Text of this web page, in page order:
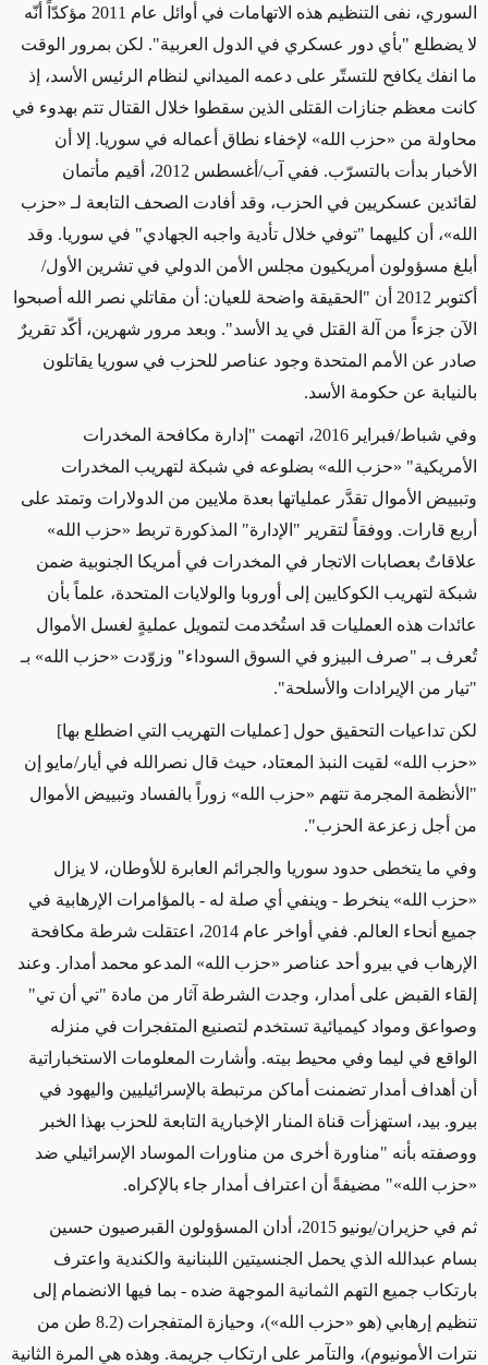
السوري، نفى التنظيم هذه الاتهامات في أوائل عام 2011 مؤكدّاً أنّه
لا يضطلع "بأي دور عسكري في الدول العربية". لكن بمرور الوقت
ما انفك يكافح للتستّر على دعمه الميداني لنظام الرئيس الأسد، إذ
كانت معظم جنازات القتلى الذين سقطوا خلال القتال تتم بهدوء في
محاولة من «حزب الله» لإخفاء نطاق أعماله في سوريا. إلا أن
الأخبار بدأت بالتسرّب. ففي آب/أغسطس 2012، أقيم مأتمان
لقائدين عسكريين في الحزب، وقد أفادت الصحف التابعة لـ «حزب
الله»، أن كليهما "توفي خلال تأدية واجبه الجهادي" في سوريا. وقد
أبلغ مسؤولون أمريكيون مجلس الأمن الدولي في تشرين الأول/
أكتوبر 2012 أن "الحقيقة واضحة للعيان: أن مقاتلي نصر الله أصبحوا
الآن جزءاً من آلة القتل في يد الأسد". وبعد مرور شهرين، أكّد تقريرٌ
صادر عن الأمم المتحدة وجود عناصر للحزب في سوريا يقاتلون
بالنيابة عن حكومة الأسد.
وفي شباط/فبراير 2016، اتهمت "إدارة مكافحة المخدرات
الأمريكية" «حزب الله» بضلوعه في شبكة لتهريب المخدرات
وتبييض الأموال تقدَّر عملياتها بعدة ملايين من الدولارات وتمتد على
أربع قارات. ووفقاً لتقرير "الإدارة" المذكورة تربط «حزب الله»
علاقاتٌ بعصابات الاتجار في المخدرات في أمريكا الجنوبية ضمن
شبكة لتهريب الكوكايين إلى أوروبا والولايات المتحدة، علماً بأن
عائدات هذه العمليات قد استُخدمت لتمويل عمليةٍ لغسل الأموال
تُعرف بـ "صرف البيزو في السوق السوداء" وزوّدت «حزب الله» بـ
"تيار من الإيرادات والأسلحة".
لكن تداعيات التحقيق حول [عمليات التهريب التي اضطلع بها]
«حزب الله» لقيت النبذ المعتاد، حيث قال نصرالله في أيار/مايو إن
"الأنظمة المجرمة تتهم «حزب الله» زوراً بالفساد وتبييض الأموال
من أجل زعزعة الحزب".
وفي ما يتخطى حدود سوريا والجرائم العابرة للأوطان، لا يزال
«حزب الله» ينخرط - وينفي أي صلة له - بالمؤامرات الإرهابية في
جميع أنحاء العالم. ففي أواخر عام 2014، اعتقلت شرطة مكافحة
الإرهاب في بيرو أحد عناصر «حزب الله» المدعو محمد أمدار. وعند
إلقاء القبض على أمدار، وجدت الشرطة آثار من مادة "تي أن تي"
وصواعق ومواد كيميائية تستخدم لتصنيع المتفجرات في منزله
الواقع في ليما وفي محيط بيته. وأشارت المعلومات الاستخباراتية
أن أهداف أمدار تضمنت أماكن مرتبطة بالإسرائيليين واليهود في
بيرو. بيد، استهزأت قناة المنار الإخبارية التابعة للحزب بهذا الخبر
ووصفته بأنه "مناورة أخرى من مناورات الموساد الإسرائيلي ضد
«حزب الله»" مضيفةً أن اعتراف أمدار جاء بالإكراه.
ثم في حزيران/يونيو 2015، أدان المسؤولون القبرصيون حسين
بسام عبدالله الذي يحمل الجنسيتين اللبنانية والكندية واعترف
بارتكاب جميع التهم الثمانية الموجهة ضده - بما فيها الانضمام إلى
تنظيم إرهابي (هو «حزب الله»)، وحيازة المتفجرات (8.2 طن من
نترات الأمونيوم)، والتآمر على ارتكاب جريمة. وهذه هي المرة الثانية